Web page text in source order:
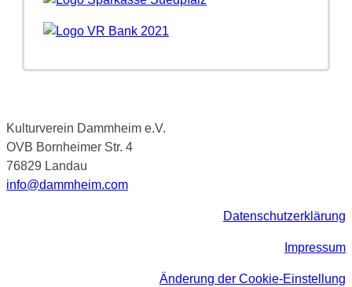
Kulturverein Dammheim e.V.
OVB Bornheimer Str. 4
76829 Landau
info@dammheim.com
Datenschutzerklärung
Impressum
Änderung der Cookie-Einstellung